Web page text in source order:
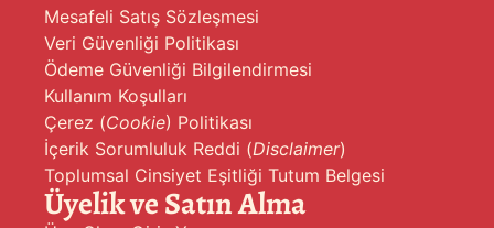
Mesafeli Satış Sözleşmesi
Veri Güvenliği Politikası
Ödeme Güvenliği Bilgilendirmesi
Kullanım Koşulları
Çerez (Cookie) Politikası
İçerik Sorumluluk Reddi (Disclaimer)
Toplumsal Cinsiyet Eşitliği Tutum Belgesi
Üyelik ve Satın Alma